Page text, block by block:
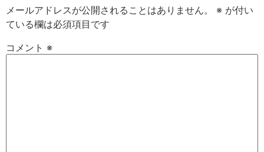
メールアドレスが公開されることはありません。 ※ が付い
ている欄は必須項目です
コメント ※